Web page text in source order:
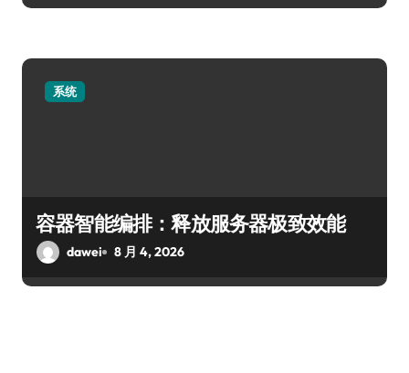
系统
容器智能编排：释放服务器极致效能
dawei 8 月 4, 2026